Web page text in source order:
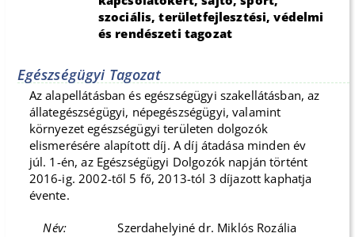
szociális, területfejlesztési, védelmi
és rendészeti tagozat
Egészségügyi Tagozat
Az alapellátásban és egészségügyi szakellátásban, az
állategészségügyi, népegészségügyi, valamint
környezet egészségügyi területen dolgozók
elismerésére alapított díj. A díj átadása minden év
júl. 1-én, az Egészségügyi Dolgozók napján történt
2016-ig. 2002-től 5 fő, 2013-tól 3 díjazott kaphatja
évente.
Szerdahelyiné dr. Miklós Rozália